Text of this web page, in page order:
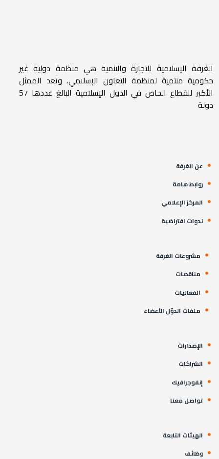
الغرفة الإسلامية للتجارة والتنمية هي منظمة دولية غير
حكومية منتمية لمنظمة التعاون الإسلامي. وتعد الممثل
الأكبر للقطاع الخاص في الدول الإسلامية البالغ عددها 57
دولة
عن الغرفة
روابط هامة
المركز الإعلامي
ندوات افتراضية
مشروعات الغرفة
مناقصات
الفعاليات
ملفات الدوّل الأعضاء
الإصدارات
الشراكات
إنفوجرافيك
تواصل معنا
الهيئات التابعة
وظائف